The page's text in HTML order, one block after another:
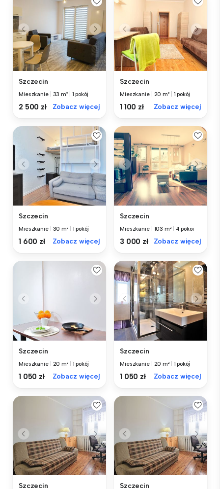
Szczecin
Mieszkanie 33 m² 1 pokój
2 500 zł Zobacz więcej
Szczecin
Mieszkanie 20 m² 1 pokój
1 100 zł Zobacz więcej
Szczecin
Mieszkanie 30 m² 1 pokój
1 600 zł Zobacz więcej
Szczecin
Mieszkanie 103 m² 4 pokoi
3 000 zł Zobacz więcej
Szczecin
Mieszkanie 20 m² 1 pokój
1 050 zł Zobacz więcej
Szczecin
Mieszkanie 20 m² 1 pokój
1 050 zł Zobacz więcej
Szczecin Szczecin